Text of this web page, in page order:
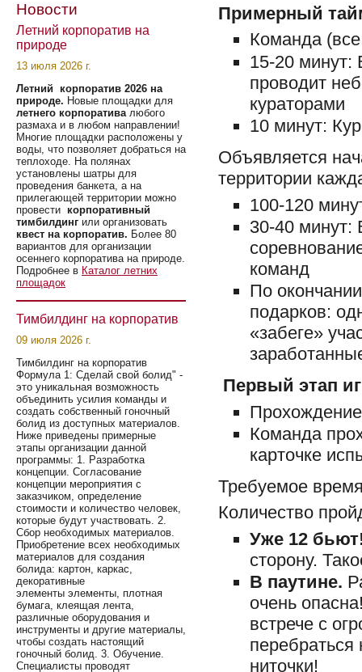
Примерный
Команда
15-20
проводит
кураторами
10 минут:
Объявляется
территории
100-120
30-40 минут:
команд
По
подарков:
«забеге»
Первый этап
Команда
карточке
Требуемое
Количество
Уже 12
сторону.
В паутине.
очень
встрече с
перебраться
ниточки!
Новости
Летний корпоратив на
природе
13 июля 2026 г.
Летний корпоратив 2026 на
природе. Новые площадки для
летнего корпоративалюбого
размаха и в любом направлении!
Многие площадки расположены у
воды, что позволяет добраться на
теплоходе. На полянах
установлены шатры для
проведения банкета, а на
прилегающей территории можно
провести корпоративный
тимбилдинг или организовать
квест на корпоратив. Более 80
вариантов для организации
осеннего корпоратива на природе.
Подробнее в Каталог летних
площадок
Тимбилдинг на корпоратив
09 июля 2026 г.
Тимбилдинг на корпоратив
Формула 1: Сделай свой болид" -
это уникальная возможность
объединить усилия команды и
создать собственный гоночный
болид из доступных материалов.
Ниже приведены примерные
этапы организации данной
программы: 1. Разработка
концепции. Согласование
концепции мероприятия с
заказчиком, определение
стоимости и количество человек,
которые будут участвовать. 2.
Сбор необходимых материалов.
Приобретение всех необходимых
материалов для создания
болида: картон, каркас,
декоративные
элементы элементы, плотная
бумага, клеящая лента,
различные оборудования и
инструменты и другие материалы,
чтобы создать настоящий
гоночный болид. 3. Обучение.
Специалисты проводят